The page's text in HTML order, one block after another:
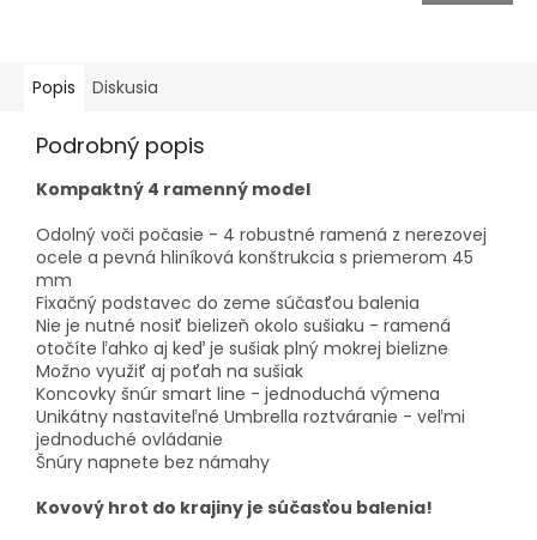
Popis Diskusia
Podrobný popis
Kompaktný 4 ramenný model
Odolný voči počasie - 4 robustné ramená z nerezovej
ocele a pevná hliníková konštrukcia s priemerom 45
mm
Fixačný podstavec do zeme súčasťou balenia
Nie je nutné nosiť bielizeň okolo sušiaku - ramená
otočíte ľahko aj keď je sušiak plný mokrej bielizne
Možno využiť aj poťah na sušiak
Koncovky šnúr smart line - jednoduchá výmena
Unikátny nastaviteľné Umbrella roztváranie - veľmi
jednoduché ovládanie
Šnúry napnete bez námahy
Kovový hrot do krajiny je súčasťou balenia!